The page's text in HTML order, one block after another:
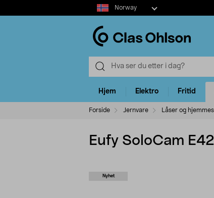
Select
market
Norway
Hjem Elektro Fritid
Forside Jernvare Låser og
Eufy SoloCam
Nyhet